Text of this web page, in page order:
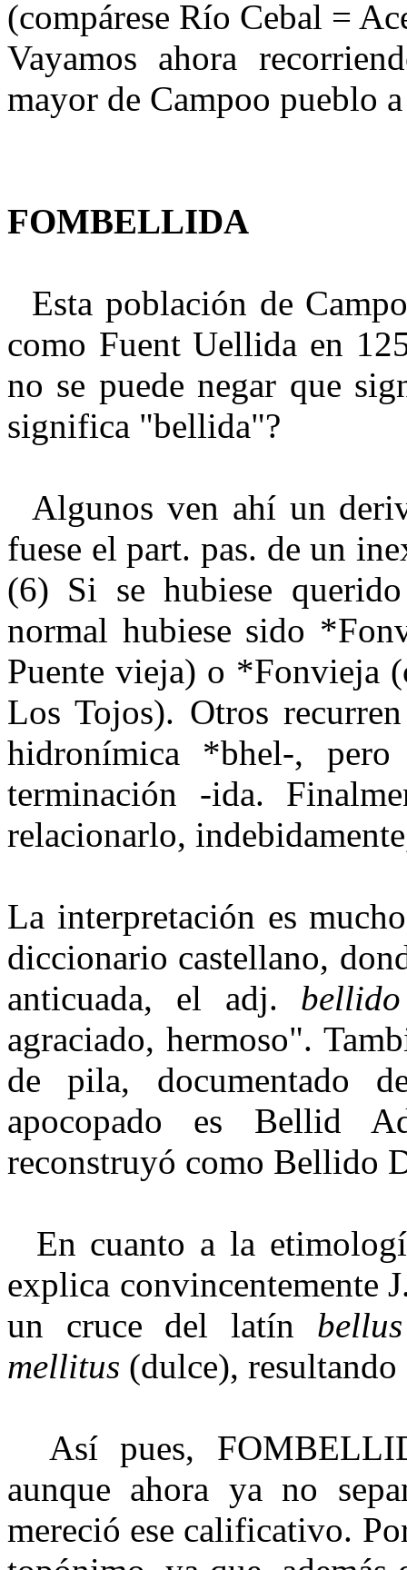
(compárese Río Cebal =
Vayamos ahora
mayor de Campoo pueblo
FOMBELLIDA
Esta población de
como Fuent Uellida en
no se puede negar que
significa "bellida"?
Algunos ven ahí un
fuese el part. pas. de un
(6) Si se hubiese
normal hubiese sido
Puente vieja) o *Fonvieja
Los Tojos). Otros
hidronímica *bhel-, pero
terminación -ida.
relacionarlo,
La interpretación es
diccionario castellano,
anticuada, el adj. bellido
agraciado, hermoso".
de pila, documentado
apocopado es Bellid
reconstruyó como Bellido
En cuanto a la
explica convincentemente
un cruce del latín bellus
mellitus (dulce),
Así pues,
aunque ahora ya no
mereció ese calificativo.